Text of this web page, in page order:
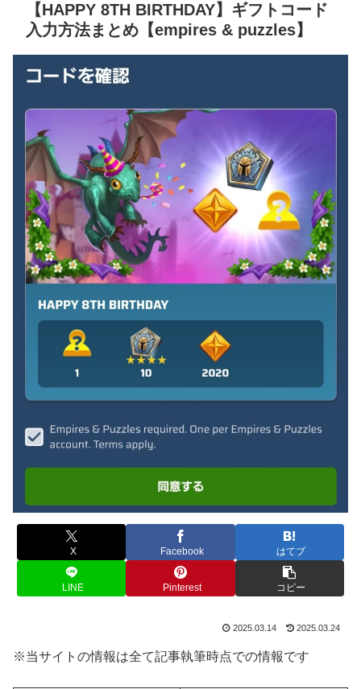
【HAPPY 8TH BIRTHDAY】ギフトコード
入力方法まとめ【empires & puzzles】
X Facebook はてブ
LINE Pinterest コピー
2025.03.14 2025.03.24
※当サイトの情報は全て記事執筆時点での情報です